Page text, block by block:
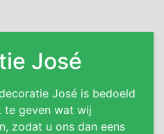
José
José is bedoeld
te geven wat wij
zodat u ons dan eens